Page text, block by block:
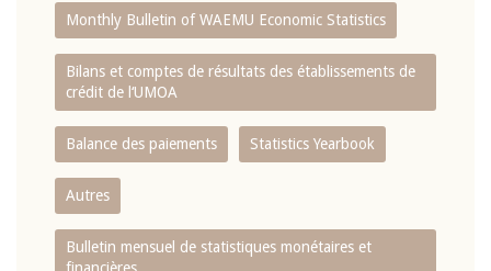
Monthly Bulletin of WAEMU Economic Statistics
Bilans et comptes de résultats des établissements de
crédit de l‘UMOA
Balance des paiements Statistics Yearbook
Autres
Bulletin mensuel de statistiques monétaires et